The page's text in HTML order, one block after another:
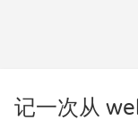
记一次从